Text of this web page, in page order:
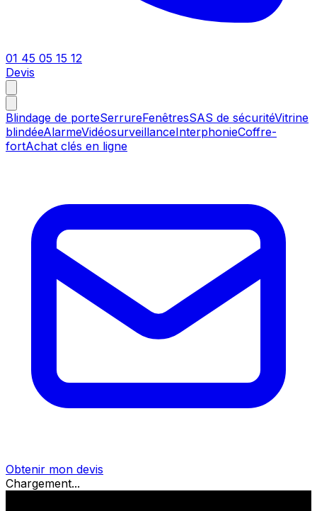
01 45 05 15 12
Devis
Blindage de porteSerrureFenêtresSAS de sécuritéVitrine
blindéeAlarmeVidéosurveillanceInterphonieCoffre-
fortAchat clés en ligne
Obtenir mon devis
Chargement...